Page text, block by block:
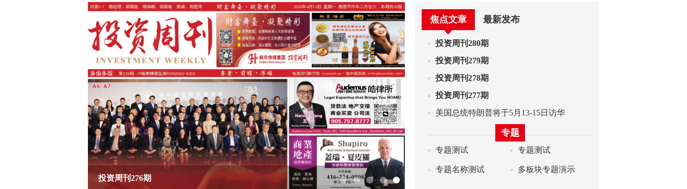
投资周刊280期 1 2 3 4
焦点文章 最新发布
投资周刊280期
投资周刊279期
投资周刊278期
投资周刊277期
美国总统特朗普将于5月13-15日访华
专题
专题测试 专题测试
专题名称测试 多板块专题演示